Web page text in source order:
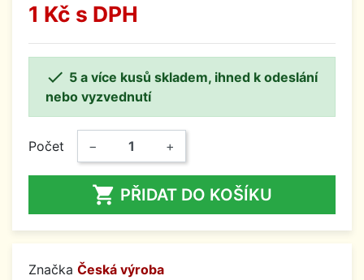
1 Kč s DPH
 5 a více kusů skladem, ihned k odeslání
nebo vyzvednutí
Počet − +
 PŘIDAT DO KOŠÍKU
Značka Česká výroba